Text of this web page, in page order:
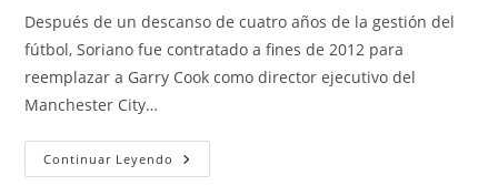
la
entrada:
entrada:
la
entrada:
Después de un descanso de cuatro años de la gestión del
fútbol, Soriano fue contratado a fines de 2012 para
reemplazar a Garry Cook como director ejecutivo del
Manchester City…
Continuar Leyendo Camiseta
Bara